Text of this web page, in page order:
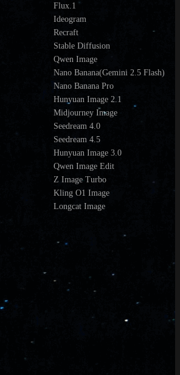
Flux.1
Ideogram
Recraft
Stable Diffusion
Qwen Image
Nano Banana(Gemini 2.5 Flash)
Nano Banana Pro
Hunyuan Image 2.1
Midjourney Image
Seedream 4.0
Seedream 4.5
Hunyuan Image 3.0
Qwen Image Edit
Z Image Turbo
Kling O1 Image
Longcat Image